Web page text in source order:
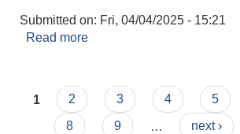
Submitted on: Fri, 04/04/2025 - 15:21
Read more
Pages
1 2 3 4 5
8
9 … next ›